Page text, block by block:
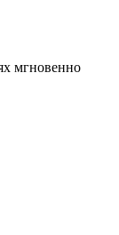
мгновенно